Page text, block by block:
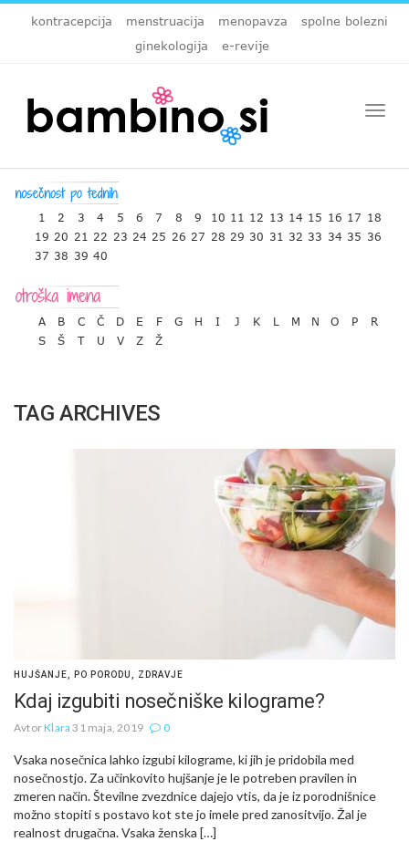
kontracepcija menstruacija menopavza
spolne bolezni
ginekologija
e-revije
1 2 3 4 5 6 7 8 9 10 11 12 13 14 15 16 17 18
19 20 21 22 23 24 25 26 27 28 29 30 31 32 33 34 35 36
37 38 39 40
A B C Č D E F G H I J K L M N O P
R
S
Š T U V Z Ž
TAG ARCHIVES
HUJŠANJE PO PORODU ZDRAVJE
Kdaj izgubiti nosečniške kilograme?
AvtorKlara 31 maja, 2019 0
Vsaka nosečnica lahko izgubi kilograme, ki jih je pridobila med
nosečnostjo. Za učinkovito hujšanje je le potreben pravilen in
zmeren način. Številne zvezdnice dajejo vtis, da je iz porodnišnice
možno stopiti s postavo kot ste jo imele pred zanositvijo. Žal je
realnost drugačna. Vsaka ženska […]